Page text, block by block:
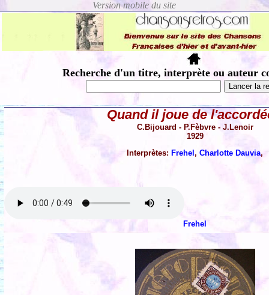
Recherche d'un titre, interprète ou auteur
Quand il joue de
C.Bijouard - P.Fèbvre - J.Lenoir
1929
Interprètes: Frehel,Charlotte Dauvia,
Frehel